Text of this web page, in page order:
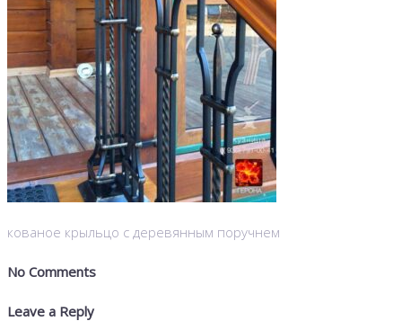
кованое крыльцо с деревянным поручнем
No Comments
Leave a Reply